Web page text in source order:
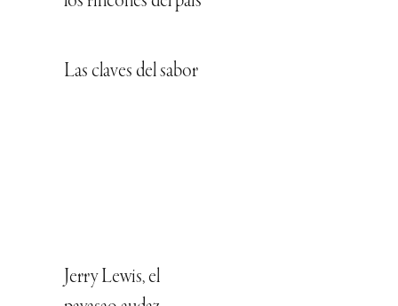
Las claves del sabor
Jerry Lewis, el